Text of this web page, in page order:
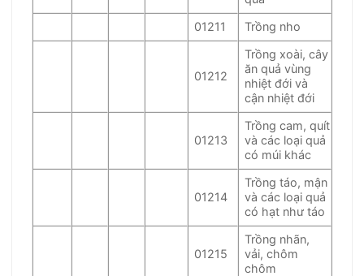
01211
Trồng nho
01212
Trồng xoài, cây
ăn quả vùng
nhiệt đới và
cận nhiệt đới
01213
Trồng cam, quít
và các loại quả
có múi khác
01214
Trồng táo, mận
và các loại quả
có hạt như táo
01215
Trồng nhãn,
vải, chôm
chôm